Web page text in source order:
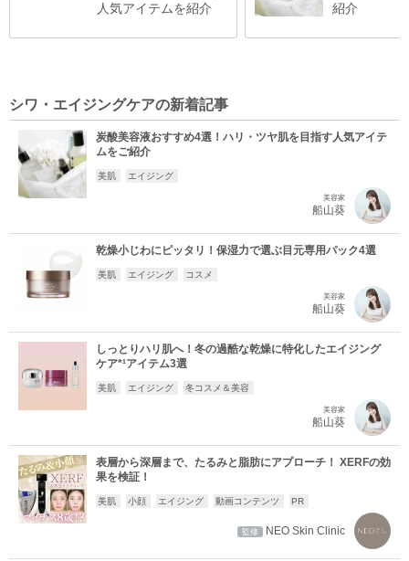
人気アイテムを紹介
紹介
シワ・エイジングケアの新着記事
炭酸美容液おすすめ4選！ハリ・ツヤ肌を目指す人気アイテ
ムをご紹介
美肌 エイジング
美容家
船山葵
乾燥小じわにピッタリ！保湿力で選ぶ目元専用パック4選
美肌 エイジング コスメ
美容家
船山葵
しっとりハリ肌へ！冬の過酷な乾燥に特化したエイジング
ケア*¹アイテム3選
美肌 エイジング 冬コスメ＆美容
美容家
船山葵
表層から深層まで、たるみと脂肪にアプローチ！ XERFの効
果を検証！
美肌 小顔 エイジング 動画コンテンツ PR
監修 NEO Skin Clinic